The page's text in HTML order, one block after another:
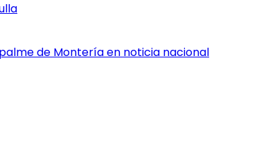
de Montería en noticia nacional